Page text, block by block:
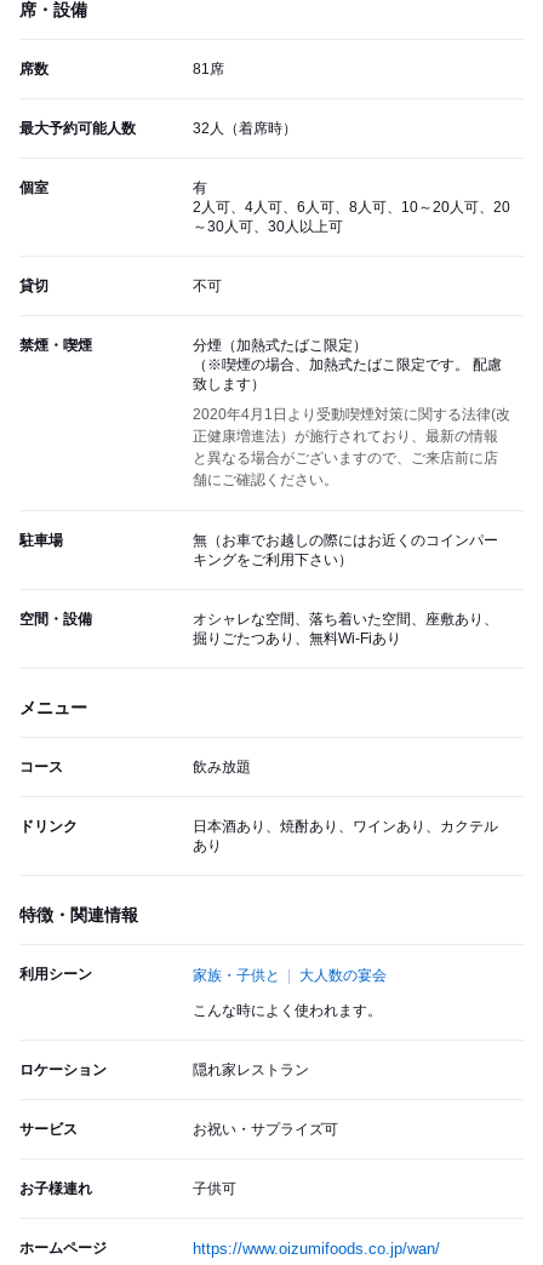
席・設備
席数 81席
最大予約可能人数 32人（着席時）
個室
有
2人可、4人可、6人可、8人可、10～20人可、20
～30人可、30人以上可
貸切 不可
禁煙・喫煙
分煙（加熱式たばこ限定）
（※喫煙の場合、加熱式たばこ限定です。 配慮
致します）
2020年4月1日より受動喫煙対策に関する法律(改
正健康増進法）が施行されており、最新の情報
と異なる場合がございますので、ご来店前に店
舗にご確認ください。
駐車場
無（お車でお越しの際にはお近くのコインパー
キングをご利用下さい）
空間・設備
オシャレな空間、落ち着いた空間、座敷あり、
掘りごたつあり、無料Wi-Fiあり
メニュー
コース 飲み放題
ドリンク
日本酒あり、焼酎あり、ワインあり、カクテル
あり
特徴・関連情報
利用シーン 家族・子供と 大人数の宴会
こんな時によく使われます。
ロケーション 隠れ家レストラン
サービス お祝い・サプライズ可
お子様連れ 子供可
ホームページ https://www.oizumifoods.co.jp/wan/